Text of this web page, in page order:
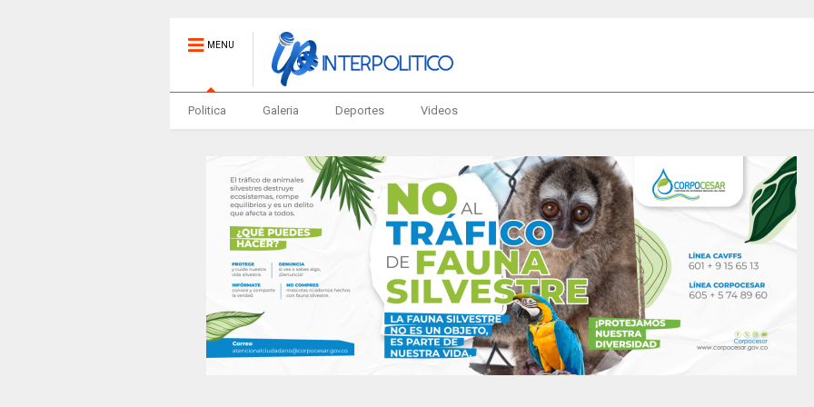
MENU
Politica Galeria Deportes Videos